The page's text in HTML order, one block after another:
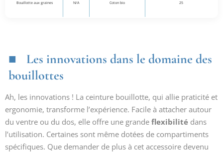
Bouillotte aux graines N/A Coton bio 25
Les innovations dans le domaine des
bouillottes
Ah, les innovations ! La ceinture bouillotte, qui allie praticité et
ergonomie, transforme l’expérience. Facile à attacher autour
du ventre ou du dos, elle offre une grande flexibilité dans
l’utilisation. Certaines sont même dotées de compartiments
spécifiques. Que demander de plus à cet accessoire devenu